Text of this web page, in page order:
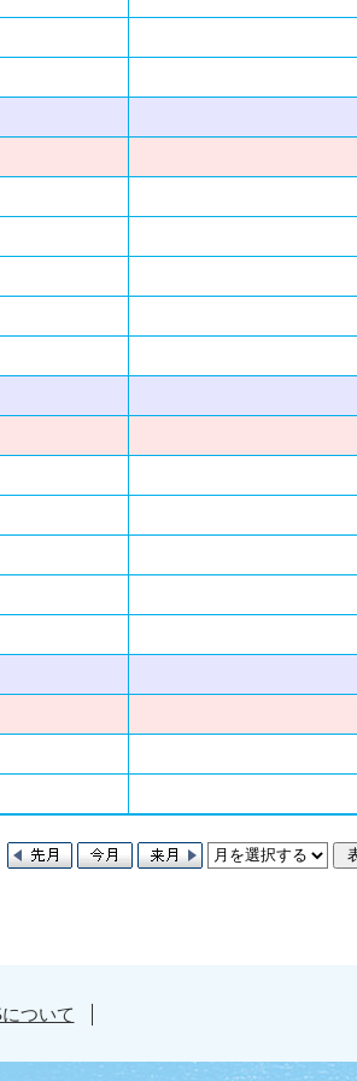
ついて